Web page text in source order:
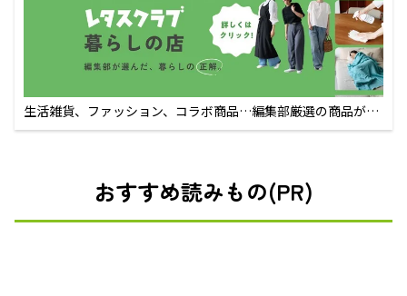
生活雑貨、ファッション、コラボ商品…編集部厳選の商品が買
えるECサイト
おすすめ読みもの(PR)